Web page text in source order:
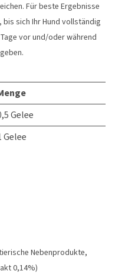
Für beste Ergebnisse
bis sich Ihr Hund vollständig
vor und/oder während
Gelee
Gelee
Nebenprodukte,
0,14%)